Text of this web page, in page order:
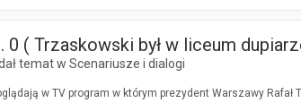
0 ( Trzaskowski był w liceum
temat w Scenariusze i dialogi
w TV program w którym prezydent Warszawy